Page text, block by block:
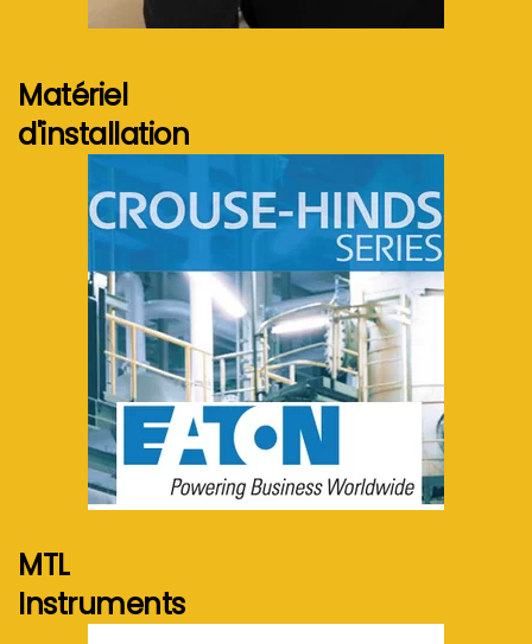
Voir plus...
Matériel
d'installation
Voir plus...
MTL
Instruments